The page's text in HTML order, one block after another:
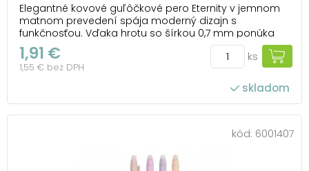
Elegantné kovové guľôčkové pero Eternity v jemnom
matnom prevedení spája moderný dizajn s
funkčnosťou. Vďaka hrotu so šírkou 0,7 mm ponúka
plynulé a presné písanie, ktoré oceníte pri
každodennej práci aj bežných poznámkach. Náplň s
modrým atramentom zabezpečuje čistý a sýty
1,91 €
1,55 € bez DPH
ks
skladom
kód: 6001407